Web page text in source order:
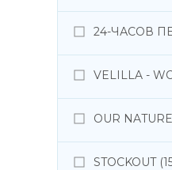
24-ЧАСОВ
VELILLA -
OUR
STOCKOUT